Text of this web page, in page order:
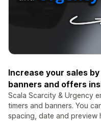
Increase your sales
banners and offers
Scala Scarcity & Urgency
timers and banners. You
spacing, date and preview